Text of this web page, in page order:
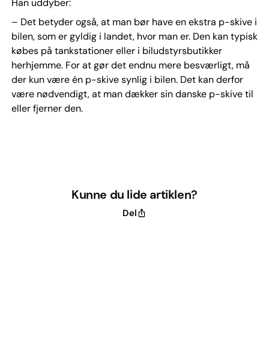
– Det betyder også, at man bør have en ekstra p-skive i
bilen, som er gyldig i landet, hvor man er. Den kan typisk
købes på tankstationer eller i biludstyrsbutikker
herhjemme. For at gør det endnu mere besværligt, må
der kun være én p-skive synlig i bilen. Det kan derfor
være nødvendigt, at man dækker sin danske p-skive til
eller fjerner den.
Kunne du lide artiklen?
Del